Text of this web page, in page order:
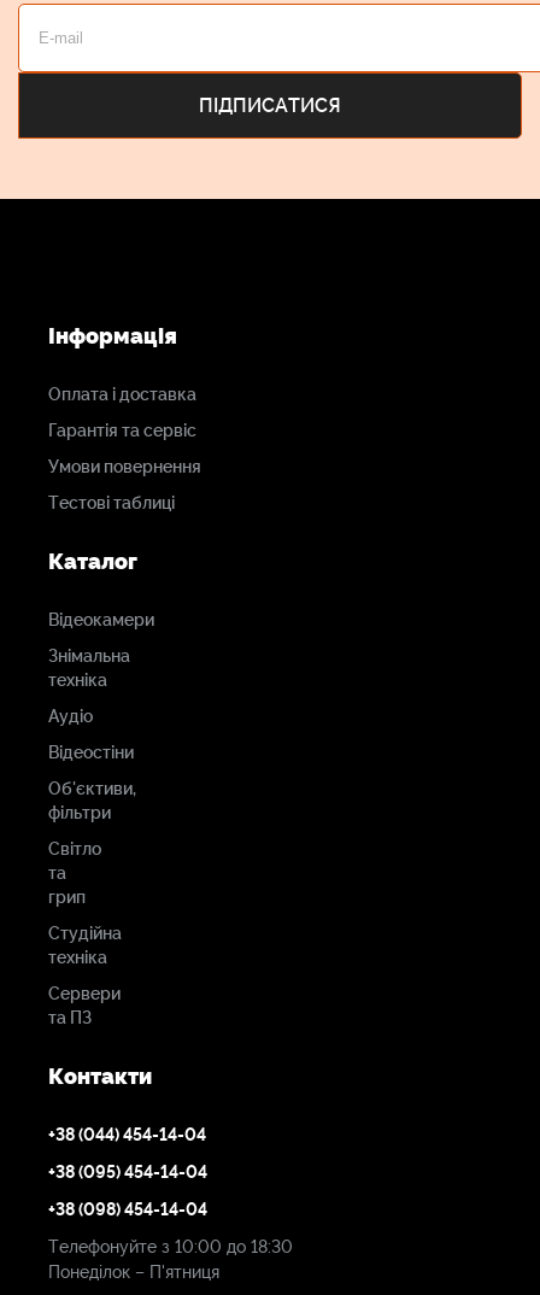
Інформація
Оплата і доставка
Гарантія та сервіс
Умови повернення
Тестові таблиці
Каталог
Відеокамери
Знімальна
техніка
Аудіо
Відеостіни
Об'єктиви,
фільтри
Світло
та
грип
Студійна
техніка
Сервери
та ПЗ
Контакти
+38 (044) 454-14-04
+38 (095) 454-14-04
+38 (098) 454-14-04
Телефонуйте з 10:00 до 18:30
Понеділок – П'ятниця